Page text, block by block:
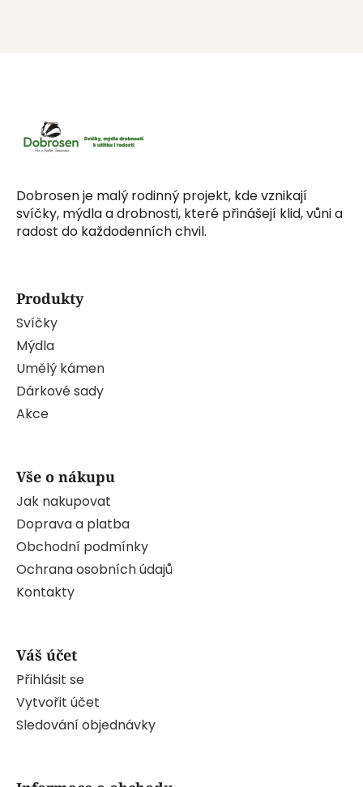
Dobrosen je malý rodinný projekt, kde vznikají
svíčky, mýdla a drobnosti, které přinášejí klid, vůni a
radost do každodenních chvil.
Produkty
Svíčky
Mýdla
Umělý kámen
Dárkové sady
Akce
Vše o nákupu
Jak nakupovat
Doprava a platba
Obchodní podmínky
Ochrana osobních údajů
Kontakty
Váš účet
Přihlásit se
Vytvořit účet
Sledování objednávky